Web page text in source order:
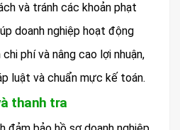
và tránh các khoản phạt
doanh nghiệp hoạt động
phí và nâng cao lợi nhuận,
luật và chuẩn mực kế toán.
thanh tra